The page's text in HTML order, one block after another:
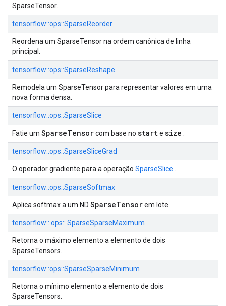
SparseTensor.
tensorflow::ops::SparseReorder
Reordena um SparseTensor na ordem canônica de linha
principal.
tensorflow::ops::SparseReshape
Remodela um SparseTensor para representar valores em uma
nova forma densa.
tensorflow::ops::SparseSlice
Fatie um SparseTensorcom base no starte size
tensorflow::ops::SparseSliceGrad
O operador gradiente para a operação SparseSlice
tensorflow::ops::SparseSoftmax
Aplica softmax a um ND SparseTensorem lote.
tensorflow:: ops:: SparseSparseMaximum
Retorna o máximo elemento a elemento de dois
SparseTensors.
tensorflow::ops::SparseSparseMinimum
Retorna o mínimo elemento a elemento de dois
SparseTensors.